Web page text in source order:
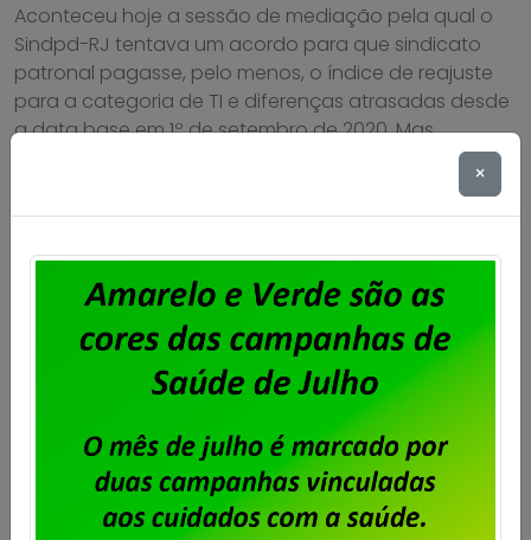
Aconteceu hoje a sessão de mediação pela qual o
Sindpd-RJ tentava um acordo para que sindicato
patronal pagasse, pelo menos, o índice de reajuste
para a categoria de TI e diferenças atrasadas desde
a data base em 1º de setembro de 2020. Mas
infelizmente, o sindicato dos patrões se manteve
×